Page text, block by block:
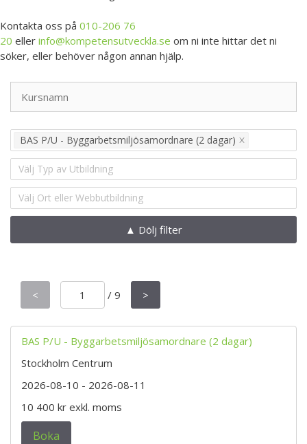
Kontakta oss på 010-206 76
20 eller info@kompetensutveckla.se om ni inte hittar det ni
söker, eller behöver någon annan hjälp.
BAS P/U - Byggarbetsmiljösamordnare (2 dagar)
Välj Typ av Utbildning
Välj Ort eller Webbutbildning
▲ Dölj filter
< / 9 >
BAS P/U - Byggarbetsmiljösamordnare (2 dagar)
Stockholm Centrum
2026-08-10 - 2026-08-11
10 400 kr exkl. moms
Boka